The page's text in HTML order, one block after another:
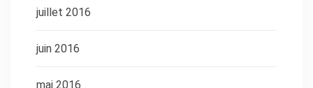
juillet 2016
juin 2016
mai 2016